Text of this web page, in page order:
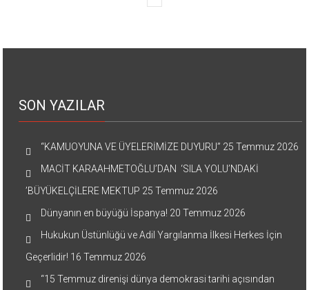
SON YAZILAR
“KAMUOYUNA VE ÜYELERİMİZE DUYURU” 25 Temmuz 2026
MACİT KARAAHMETOĞLU’DAN ‘SILA YOLU’NDAKİ
’BÜYÜKELÇİLERE MEKTUP 25 Temmuz 2026
Dünyanın en büyüğü İspanya! 20 Temmuz 2026
Hukukun Üstünlüğü ve Adil Yargılanma İlkesi Herkes İçin
Geçerlidir! 16 Temmuz 2026
“15 Temmuz direnişi dünya demokrasi tarihi açısından